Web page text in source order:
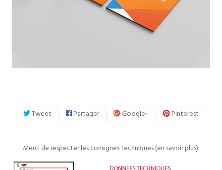
Tweet Partager Google+ Pinterest
Merci de respecter les consignes techniques (en savoir plus).